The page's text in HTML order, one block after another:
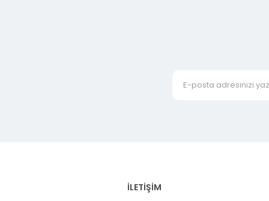
İLETİŞİM